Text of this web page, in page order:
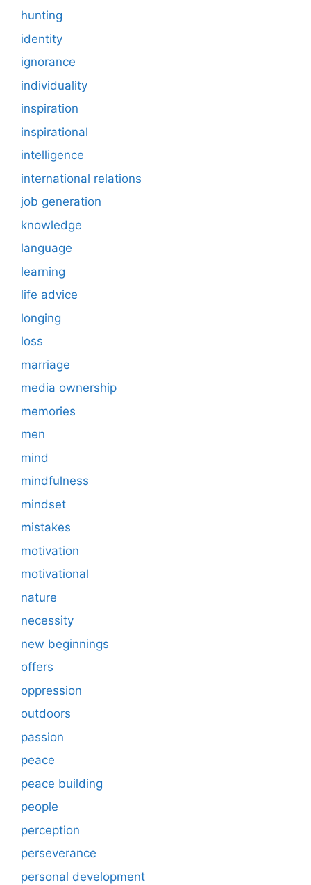
hunting
identity
ignorance
individuality
inspiration
inspirational
intelligence
international relations
job generation
knowledge
language
learning
life advice
longing
loss
marriage
media ownership
memories
men
mind
mindfulness
mindset
mistakes
motivation
motivational
nature
necessity
new beginnings
offers
oppression
outdoors
passion
peace
peace building
people
perception
perseverance
personal development